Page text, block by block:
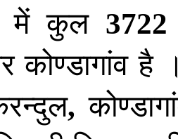
में कुल 3722
कोण्डागांव
,